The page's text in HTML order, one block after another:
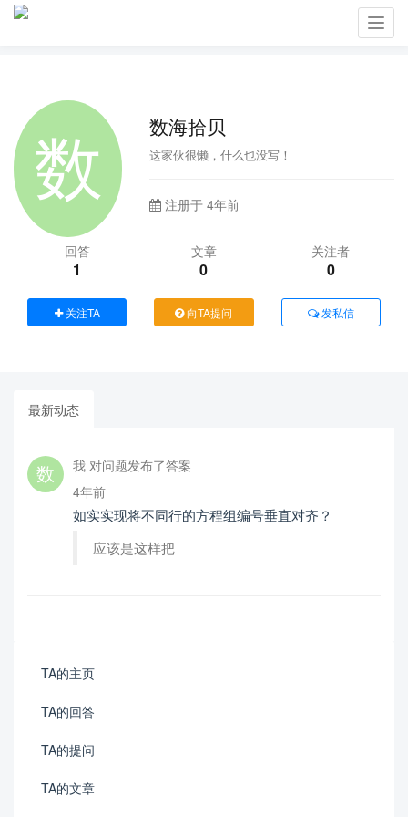
数海拾贝
这家伙很懒，什么也没写！
注册于 4年前
回答
1
文章
0
关注者
0
关注TA 向TA提问 发私信
最新动态
我 对问题发布了答案
4年前
如实实现将不同行的方程组编号垂直对齐？
应该是这样把
TA的主页
TA的回答
TA的提问
TA的文章